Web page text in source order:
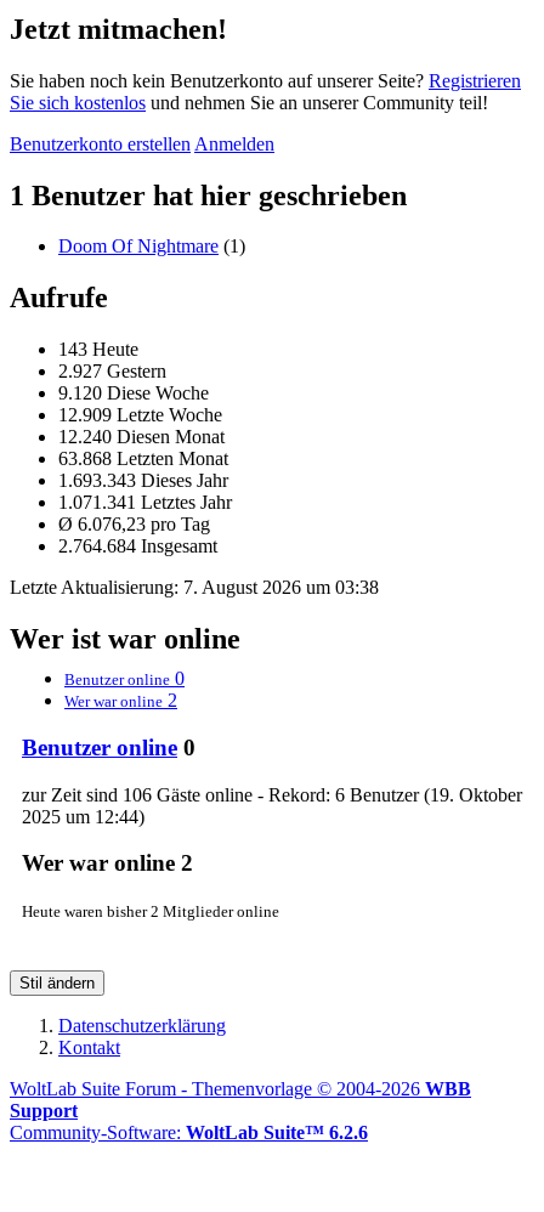
Jetzt mitmachen!
Sie haben noch kein Benutzerkonto auf unserer Seite? Registrieren
Sie sich kostenlos und nehmen Sie an unserer Community teil!
Benutzerkonto erstellen Anmelden
1 Benutzer hat hier geschrieben
Doom Of Nightmare (1)
Aufrufe
143 Heute
2.927 Gestern
9.120 Diese Woche
12.909 Letzte Woche
12.240 Diesen Monat
63.868 Letzten Monat
1.693.343 Dieses Jahr
1.071.341 Letztes Jahr
Ø 6.076,23 pro Tag
2.764.684 Insgesamt
Letzte Aktualisierung: 7. August 2026 um 03:38
Wer ist war online
Benutzer online 0
Wer war online 2
Benutzer online 0
zur Zeit sind 106 Gäste online - Rekord: 6 Benutzer (19. Oktober
2025 um 12:44)
Wer war online 2
Heute waren bisher 2 Mitglieder online
Stil ändern
Datenschutzerklärung
Kontakt
WoltLab Suite Forum - Themenvorlage © 2004-2026 WBB
Support
Community-Software: WoltLab Suite™ 6.2.6